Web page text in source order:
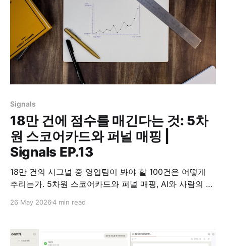
Signals
18만 건에 점수를 매긴다는 것: 5차
원 스코어카드와 퍼널 매핑 |
Signals EP.13
18만 건의 시그널 중 영업팀이 봐야 할 100건은 어떻게
추리는가. 5차원 스코어카드와 퍼널 매핑, AI와 사람의 피
26 May 20264 min read